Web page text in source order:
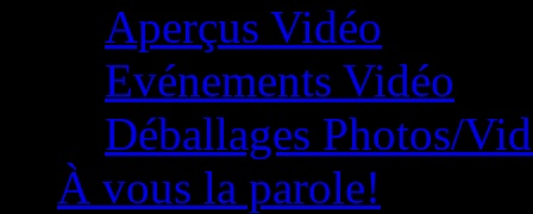
Aperçus Vidéo
Evénements Vidéo
Déballages Photos/
À vous la parole!